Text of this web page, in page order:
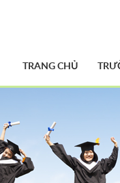
TRANG CHỦ